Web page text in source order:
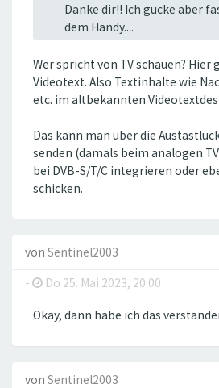
Danke dir!! Ich gucke aber
dem Handy....
Wer spricht von TV schauen? Hier
Videotext. Also Textinhalte wie
etc. im altbekannten
Das kann man über die
senden (damals beim analogen
bei DVB-S/T/C integrieren oder
schicken.
von Sentinel2003
-
Do 25. Mai 2023, 20:00
Okay, dann habe ich das
von Sentinel2003